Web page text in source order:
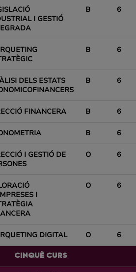
I GESTIÓ
B 6
B 6
DELS ESTATS
B 6
FINANCERA B 6
B 6
I GESTIÓ DE
O 6
I
O 6
DIGITAL O 6
CINQUÈ CURS